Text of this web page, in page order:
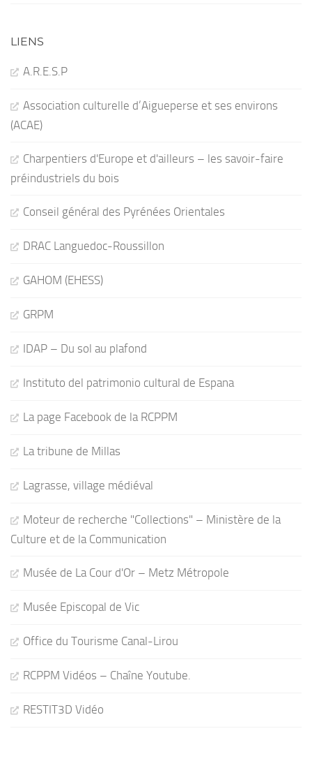
LIENS
A.R.E.S.P
Association culturelle d’Aigueperse et ses environs
(ACAE)
Charpentiers d'Europe et d'ailleurs – les savoir-faire
préindustriels du bois
Conseil général des Pyrénées Orientales
DRAC Languedoc-Roussillon
GAHOM (EHESS)
GRPM
IDAP – Du sol au plafond
Instituto del patrimonio cultural de Espana
La page Facebook de la RCPPM
La tribune de Millas
Lagrasse, village médiéval
Moteur de recherche "Collections" – Ministère de la
Culture et de la Communication
Musée de La Cour d'Or – Metz Métropole
Musée Episcopal de Vic
Office du Tourisme Canal-Lirou
RCPPM Vidéos – Chaîne Youtube.
RESTIT3D Vidéo